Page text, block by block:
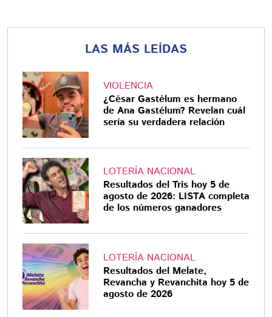
LAS MÁS LEÍDAS
VIOLENCIA
¿César Gastélum es hermano
de Ana Gastélum? Revelan cuál
sería su verdadera relación
LOTERÍA NACIONAL
Resultados del Tris hoy 5 de
agosto de 2026: LISTA completa
de los números ganadores
LOTERÍA NACIONAL
Resultados del Melate,
Revancha y Revanchita hoy 5 de
agosto de 2026